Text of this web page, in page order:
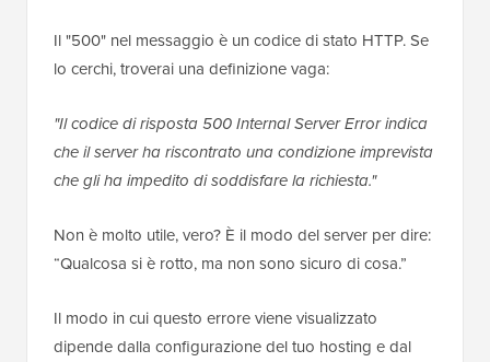
Il "500" nel messaggio è un codice di stato HTTP. Se
lo cerchi, troverai una definizione vaga:
"Il codice di risposta 500 Internal Server Error indica
che il server ha riscontrato una condizione imprevista
che gli ha impedito di soddisfare la richiesta."
Non è molto utile, vero? È il modo del server per dire:
“Qualcosa si è rotto, ma non sono sicuro di cosa.”
Il modo in cui questo errore viene visualizzato
dipende dalla configurazione del tuo hosting e dal